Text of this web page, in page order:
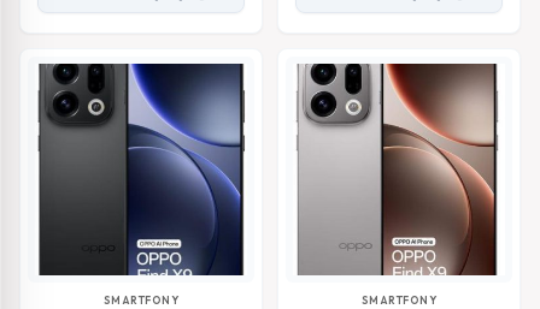
SMARTFONY SMARTFONY